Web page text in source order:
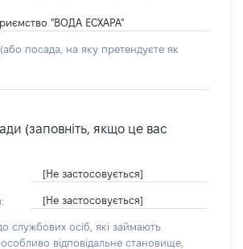
"ВОДА ЕСХАРА"
(або посада, на яку претендуєте як
(заповніть, якщо це вас
[Не застосовується]
[Не застосовується]
службових осіб, які займають
особливо відповідальне становище,